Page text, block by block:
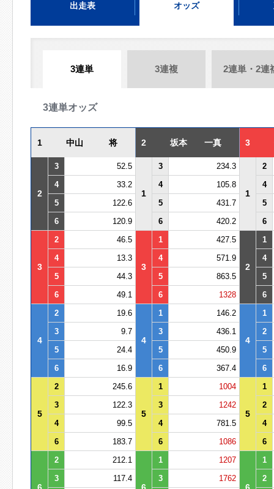
出走表 オッズ
3連単 3連複 2連単・2連
3連単オッズ
1 中山 将 2 坂本 一真 3
2
3 52.5
1
3 234.3
1
2
4
33.2 4 105.8
4
5
122.6 5 431.7
5
6
120.9 6 420.2 6
3
2 46.5
3
1 427.5
2
1
4
13.3 4 571.9
4
5
44.3 5 863.5
5
6
49.1 6 1328 6
4
2 19.6
4
1 146.2
4
1
3
9.7 3 436.1
2
5
24.4 5 450.9
5
6
16.9 6 367.4 6
5
2 245.6
5
1 1004
5
1
3
122.3 3 1242
2
4
99.5 4 781.5
4
6
183.7 6 1086 6
2 212.1 1 1207
1
3
117.4 3 1762
2